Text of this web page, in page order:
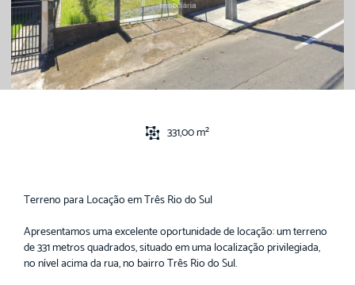
331,00 m²
Terreno para Locação em Três Rio do Sul
Apresentamos uma excelente oportunidade de locação: um terreno
de 331 metros quadrados, situado em uma localização privilegiada,
no nível acima da rua, no bairro Três Rio do Sul.